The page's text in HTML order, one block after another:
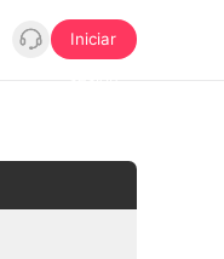
Iniciar